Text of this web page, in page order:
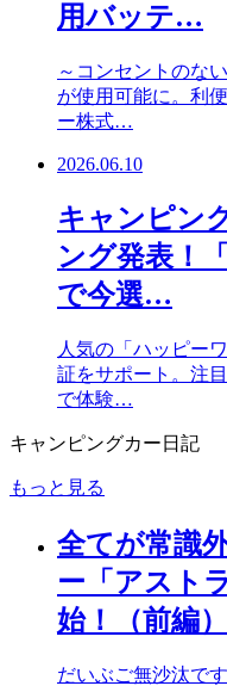
用バッテ…
～コンセントのな
が使用可能に。利
ー株式…
2026.06.10
キャンピン
ング発表！
で今選…
人気の「ハッピー
証をサポート。注
で体験…
キャンピングカー日記
もっと見る
全てが常識
ー「アスト
始！（前編）
だいぶご無沙汰で